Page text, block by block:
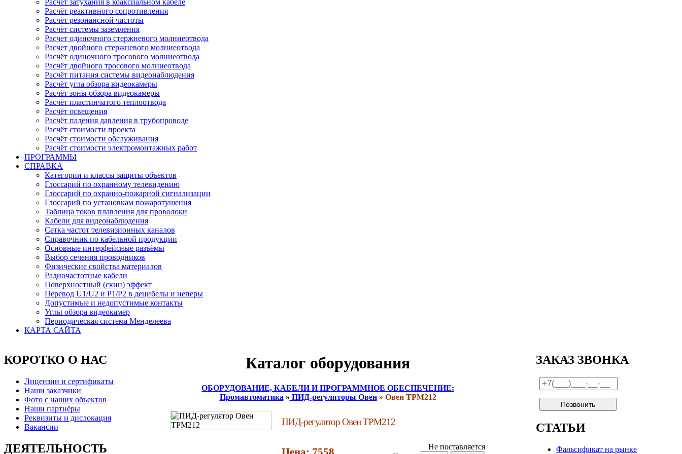
Расчёт затухания в коаксиальном кабеле
Расчёт реактивного сопротивления
Расчёт резонансной частоты
Расчёт системы заземления
Расчет одиночного стержневого молниеотвода
Расчет двойного стержневого молниеотвода
Расчёт одиночного тросового молниеотвода
Расчёт двойного тросового молниеотвода
Расчёт питания системы видеонаблюдения
Расчёт угла обзора видеокамеры
Расчёт зоны обзора видеокамеры
Расчёт пластинчатого теплоотвода
Расчёт освещения
Расчёт падения давления в трубопроводе
Расчёт стоимости проекта
Расчёт стоимости обслуживания
Расчёт стоимости электромонтажных работ
ПРОГРАММЫ
СПРАВКА
Категории и классы защиты объектов
Глоссарий по охранному телевидению
Глоссарий по охранно-пожарной сигнализации
Глоссарий по установкам пожаротушения
Таблица токов плавления для проволоки
Кабели для видеонаблюдения
Сетка частот телевизионных каналов
Справочник по кабельной продукции
Основные интерфейсные разъёмы
Выбор сечения проводников
Физические свойства материалов
Радиочастотные кабели
Поверхностный (скин) эффект
Перевод U1/U2 и P1/P2 в децибелы и неперы
Допустимые и недопустимые контакты
Углы обзора видеокамер
Периодическая система Менделеева
КАРТА САЙТА
КОРОТКО О НАС
Лицензии и сертификаты
Наши заказчики
Фото с наших объектов
Наши партнёры
Реквизиты и дислокация
Вакансии
ДЕЯТЕЛЬНОСТЬ
Каталог оборудования
ОБОРУДОВАНИЕ, КАБЕЛИ И ПРОГРАММНОЕ ОБЕСПЕЧЕНИЕ:
Промавтоматика » ПИД-регуляторы Овен » Овен ТРМ212
ПИД-регулятор Овен ТРМ212
Не поставляется
ЗАКАЗ ЗВОНКА
СТАТЬИ
Фальсификат на рынке